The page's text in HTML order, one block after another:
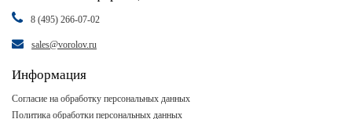
8 (495) 266-07-02
sales@vorolov.ru
Информация
Согласие на обработку персональных данных
Политика обработки персональных данных